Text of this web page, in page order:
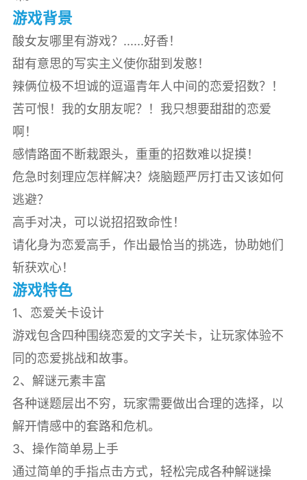
游戏背景
酸女友哪里有游戏？......好香！
甜有意思的写实主义使你甜到发憨！
辣俩位极不坦诚的逗逼青年人中间的恋爱招数？！
苦可恨！我的女朋友呢？！我只想要甜甜的恋爱
啊！
感情路面不断栽跟头，重重的招数难以捉摸！
危急时刻理应怎样解决？烧脑题严厉打击又该如何
逃避？
高手对决，可以说招招致命性！
请化身为恋爱高手，作出最恰当的挑选，协助她们
斩获欢心！
游戏特色
1、恋爱关卡设计
游戏包含四种围绕恋爱的文字关卡，让玩家体验不
同的恋爱挑战和故事。
2、解谜元素丰富
各种谜题层出不穷，玩家需要做出合理的选择，以
解开情感中的套路和危机。
3、操作简单易上手
通过简单的手指点击方式，轻松完成各种解谜操